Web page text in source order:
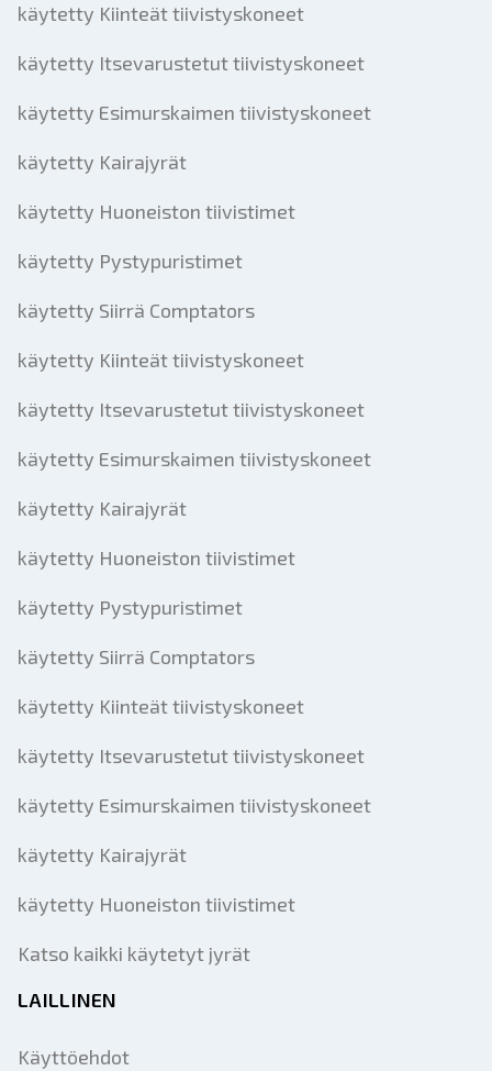
käytetty Kiinteät tiivistyskoneet
käytetty Itsevarustetut tiivistyskoneet
käytetty Esimurskaimen tiivistyskoneet
käytetty Kairajyrät
käytetty Huoneiston tiivistimet
käytetty Pystypuristimet
käytetty Siirrä Comptators
käytetty Kiinteät tiivistyskoneet
käytetty Itsevarustetut tiivistyskoneet
käytetty Esimurskaimen tiivistyskoneet
käytetty Kairajyrät
käytetty Huoneiston tiivistimet
käytetty Pystypuristimet
käytetty Siirrä Comptators
käytetty Kiinteät tiivistyskoneet
käytetty Itsevarustetut tiivistyskoneet
käytetty Esimurskaimen tiivistyskoneet
käytetty Kairajyrät
käytetty Huoneiston tiivistimet
Katso kaikki käytetyt jyrät
LAILLINEN
Käyttöehdot